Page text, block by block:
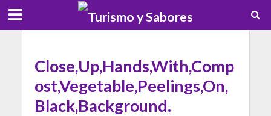
Close,Up,Hands,With,Comp
ost,Vegetable,Peelings,On,
Black,Background.